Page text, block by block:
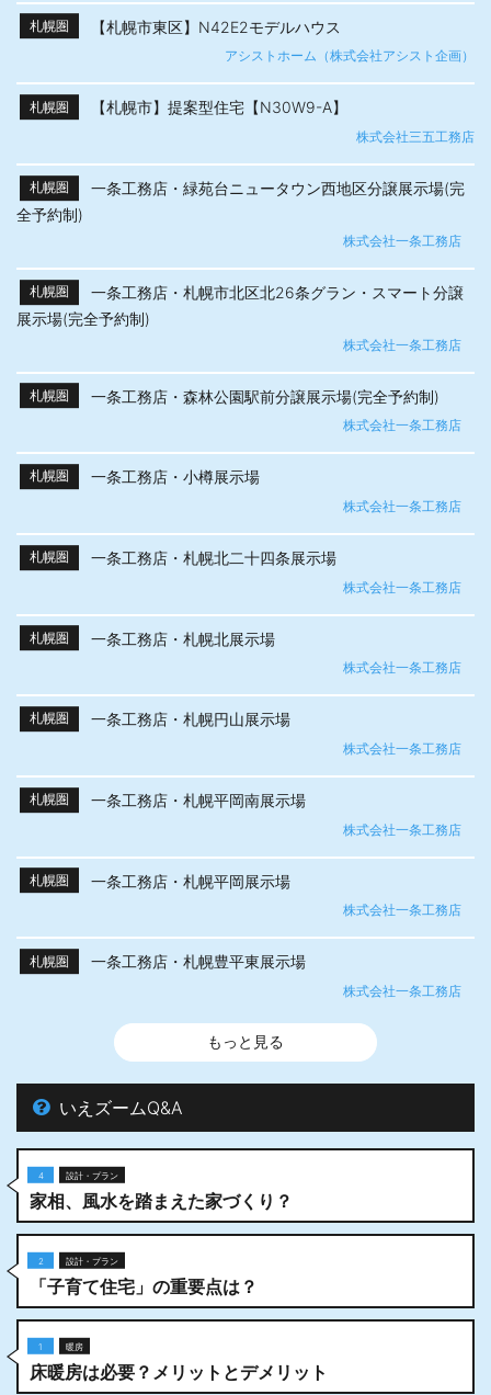
札幌圏 【札幌市東区】N42E2モデルハウス
アシストホーム（株式会社アシスト企画）
札幌圏 【札幌市】提案型住宅【N30W9-A】
株式会社三五工務店
札幌圏
一条工務店・緑苑台ニュータウン西地区分譲展示場(完
全予約制)
株式会社一条工務店
札幌圏
一条工務店・札幌市北区北26条グラン・スマート分譲
展示場(完全予約制)
株式会社一条工務店
札幌圏 一条工務店・森林公園駅前分譲展示場(完全予約制)
株式会社一条工務店
札幌圏 一条工務店・小樽展示場
株式会社一条工務店
札幌圏 一条工務店・札幌北二十四条展示場
株式会社一条工務店
札幌圏 一条工務店・札幌北展示場
株式会社一条工務店
札幌圏 一条工務店・札幌円山展示場
株式会社一条工務店
札幌圏 一条工務店・札幌平岡南展示場
株式会社一条工務店
札幌圏 一条工務店・札幌平岡展示場
株式会社一条工務店
札幌圏 一条工務店・札幌豊平東展示場
株式会社一条工務店
もっと見る
いえズームQ&A
4 設計・プラン
家相、風水を踏まえた家づくり？
2 設計・プラン
「子育て住宅」の重要点は？
1 暖房
床暖房は必要？メリットとデメリット